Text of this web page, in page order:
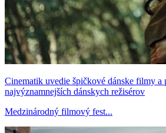
Cinematik uvedie špičkové dánske filmy a
najvýznamnejších dánskych režisérov
Medzinárodný filmový fest...